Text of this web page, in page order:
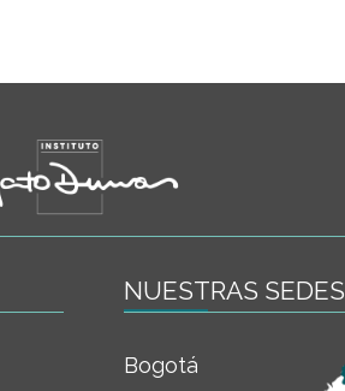
NUESTRAS SEDES
Bogotá